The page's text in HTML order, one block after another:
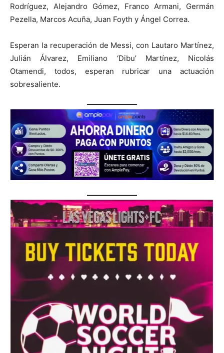
Rodríguez, Alejandro Gómez, Franco Armani, Germán
Pezella, Marcos Acuña, Juan Foyth y Ángel Correa.
Esperan la recuperación de Messi, con Lautaro Martínez,
Julián Álvarez, Emiliano ‘Dibu’ Martínez, Nicolás
Otamendi, todos, esperan rubricar una actuación
sobresaliente.